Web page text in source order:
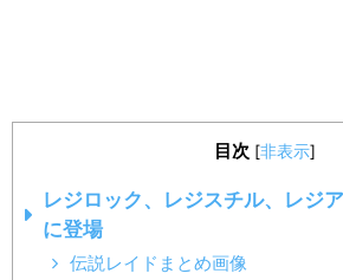
目次 [非表示]
レジロック、レジスチル、レジ
に登場
伝説レイドまとめ画像